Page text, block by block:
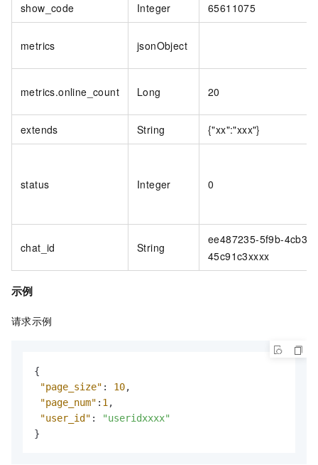
show_code Integer 65611075
metrics jsonObject
metrics.online_count Long 20
extends String {"xx":"xxx"}
status Integer 0
chat_id String
ee487235-5f9b-4cb3-
45c91c3xxxx
示例
请求示例
{
"page_size" : 10,
"page_num" : 1 ,
"user_id" :
"useridxxxx"
}